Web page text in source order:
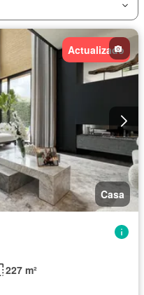
Actualizado
Casa
227 m²